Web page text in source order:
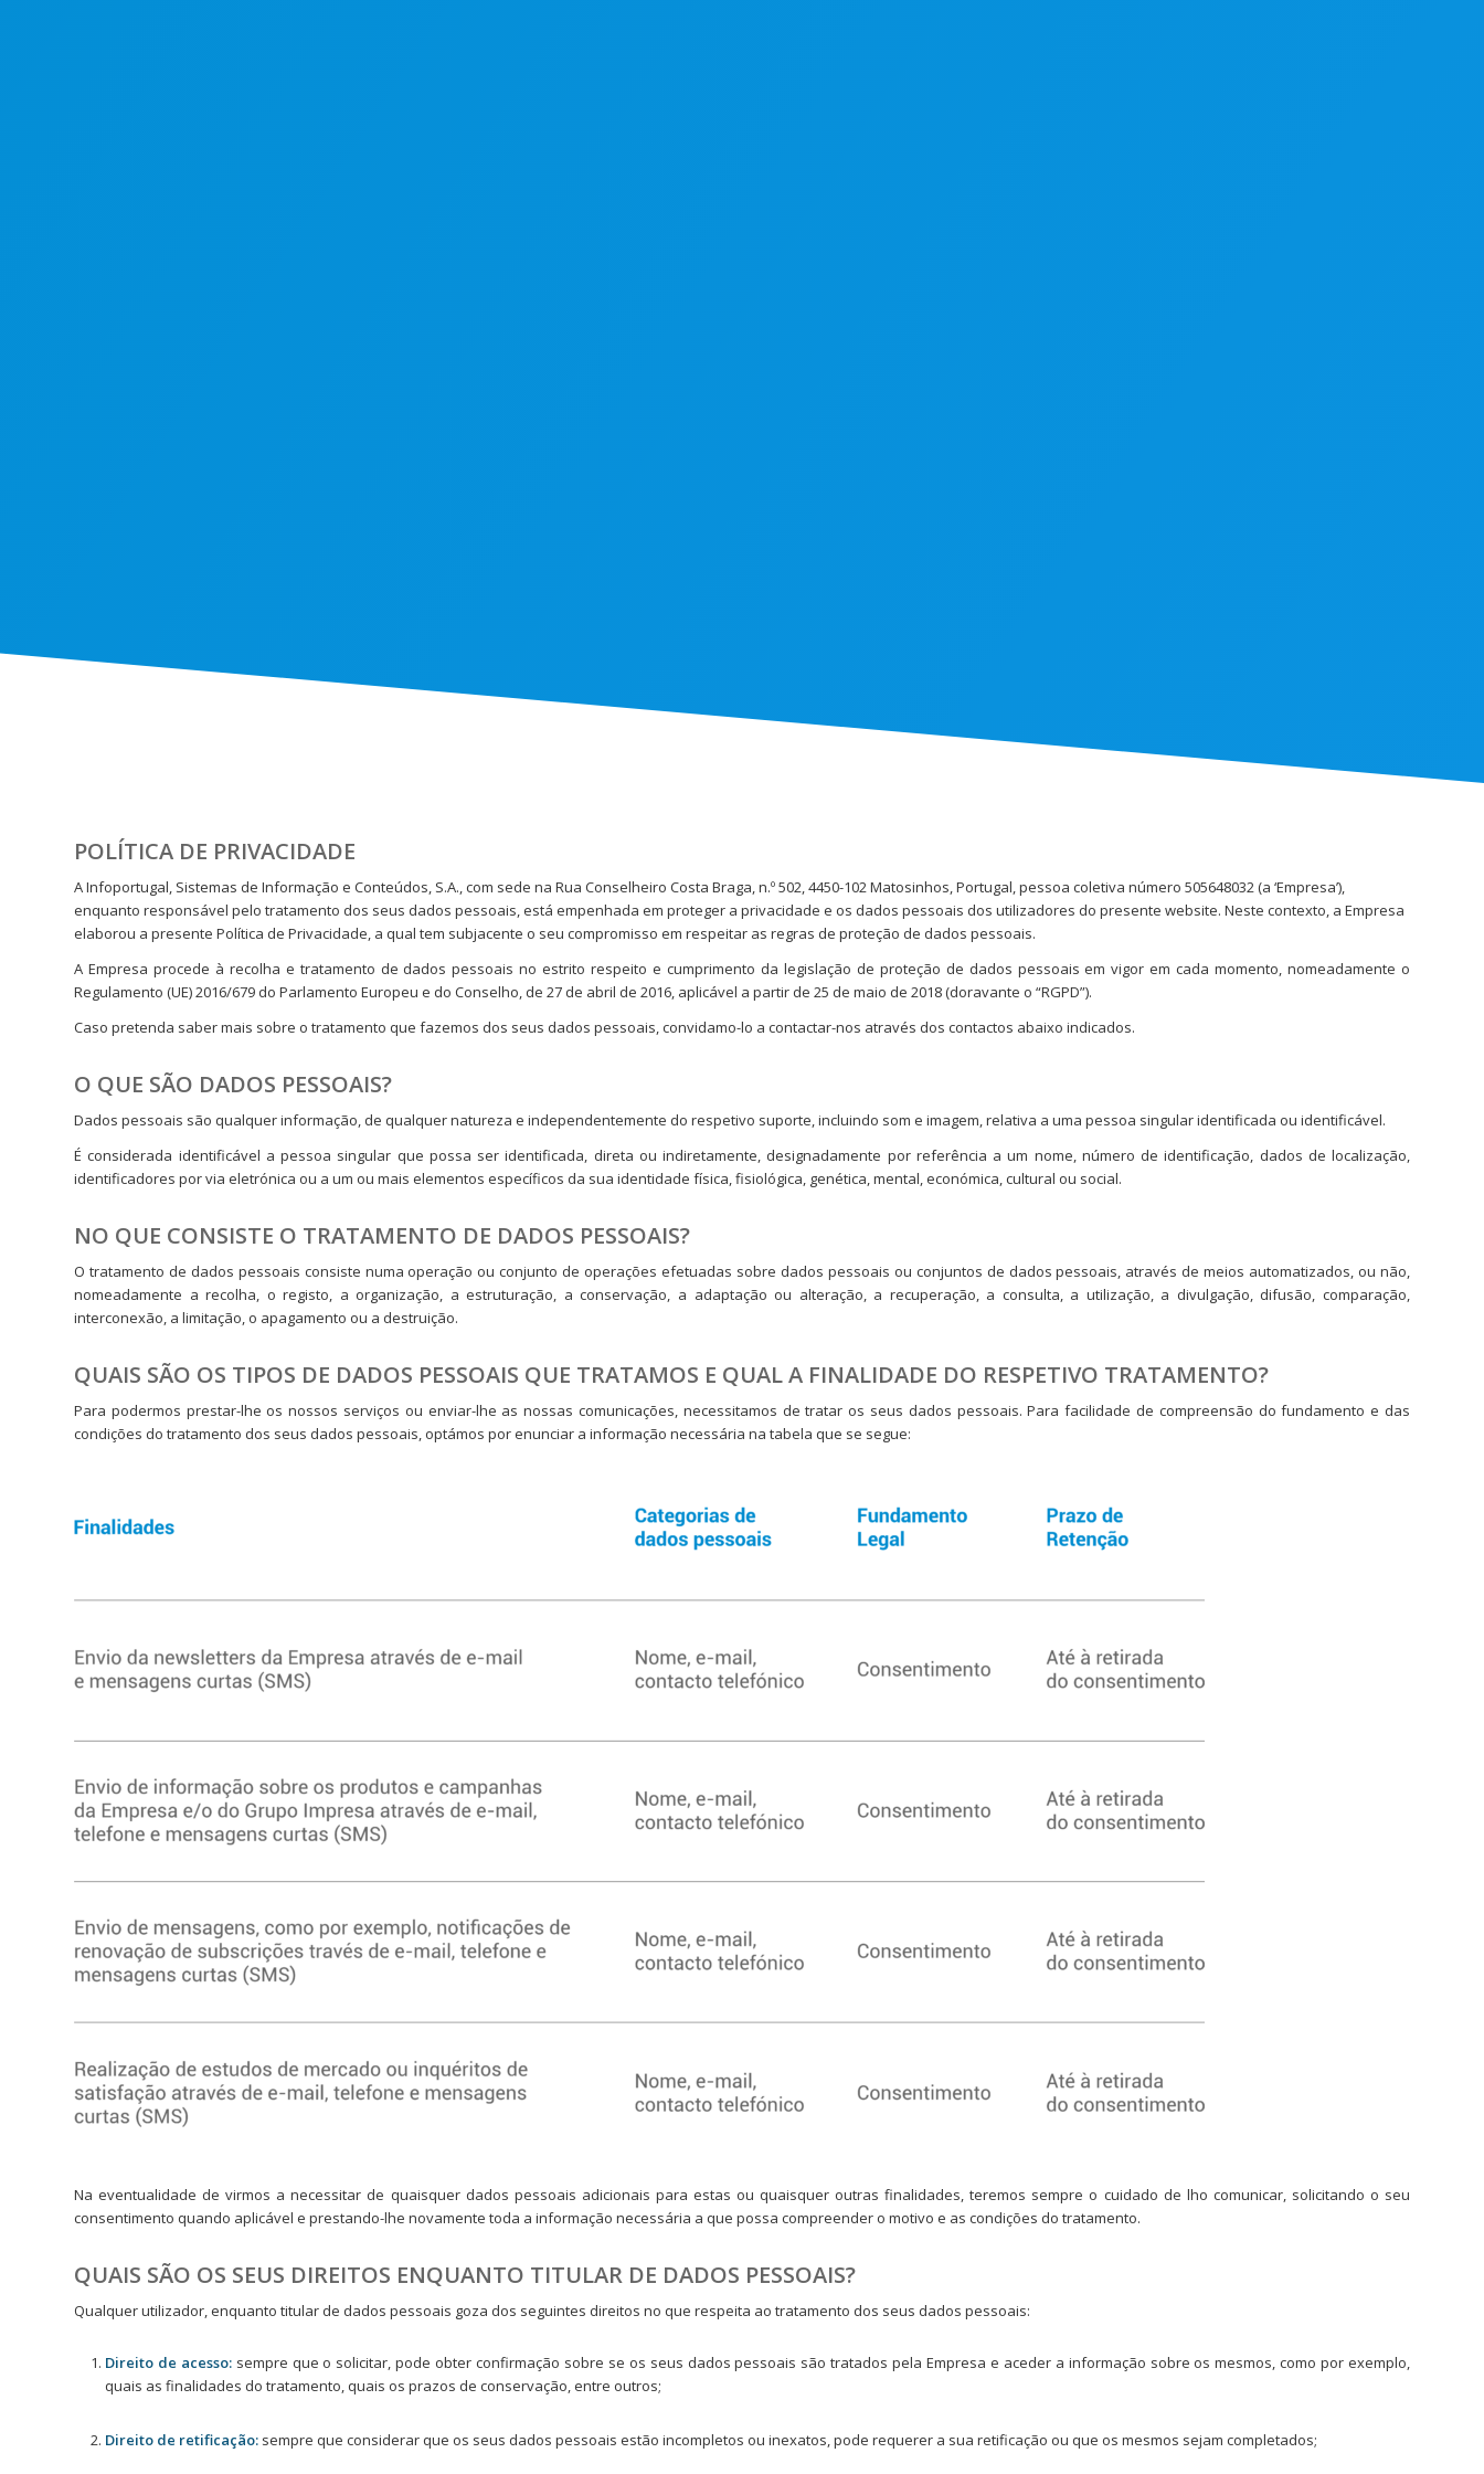
POLÍTICA DE PRIVACIDADE
A Infoportugal, Sistemas de Informação e Conteúdos, S.A., com sede na Rua Conselheiro Costa Braga, n.º 502, 4450-102 Matosinhos, Portugal, pessoa coletiva número 505648032 (a ‘Empresa’),
enquanto responsável pelo tratamento dos seus dados pessoais, está empenhada em proteger a privacidade e os dados pessoais dos utilizadores do presente website. Neste contexto, a Empresa
elaborou a presente Política de Privacidade, a qual tem subjacente o seu compromisso em respeitar as regras de proteção de dados pessoais.
A Empresa procede à recolha e tratamento de dados pessoais no estrito respeito e cumprimento da legislação de proteção de dados pessoais em vigor em cada momento, nomeadamente o
Regulamento (UE) 2016/679 do Parlamento Europeu e do Conselho, de 27 de abril de 2016, aplicável a partir de 25 de maio de 2018 (doravante o “RGPD”).
Caso pretenda saber mais sobre o tratamento que fazemos dos seus dados pessoais, convidamo-lo a contactar-nos através dos contactos abaixo indicados.
O QUE SÃO DADOS PESSOAIS?
Dados pessoais são qualquer informação, de qualquer natureza e independentemente do respetivo suporte, incluindo som e imagem, relativa a uma pessoa singular identificada ou identificável.
É considerada identificável a pessoa singular que possa ser identificada, direta ou indiretamente, designadamente por referência a um nome, número de identificação, dados de localização,
identificadores por via eletrónica ou a um ou mais elementos específicos da sua identidade física, fisiológica, genética, mental, económica, cultural ou social.
NO QUE CONSISTE O TRATAMENTO DE DADOS PESSOAIS?
O tratamento de dados pessoais consiste numa operação ou conjunto de operações efetuadas sobre dados pessoais ou conjuntos de dados pessoais, através de meios automatizados, ou não,
nomeadamente a recolha, o registo, a organização, a estruturação, a conservação, a adaptação ou alteração, a recuperação, a consulta, a utilização, a divulgação, difusão, comparação,
interconexão, a limitação, o apagamento ou a destruição.
QUAIS SÃO OS TIPOS DE DADOS PESSOAIS QUE TRATAMOS E QUAL A FINALIDADE DO RESPETIVO TRATAMENTO?
Para podermos prestar-lhe os nossos serviços ou enviar-lhe as nossas comunicações, necessitamos de tratar os seus dados pessoais. Para facilidade de compreensão do fundamento e das
condições do tratamento dos seus dados pessoais, optámos por enunciar a informação necessária na tabela que se segue:
Na eventualidade de virmos a necessitar de quaisquer dados pessoais adicionais para estas ou quaisquer outras finalidades, teremos sempre o cuidado de lho comunicar, solicitando o seu
consentimento quando aplicável e prestando-lhe novamente toda a informação necessária a que possa compreender o motivo e as condições do tratamento.
QUAIS SÃO OS SEUS DIREITOS ENQUANTO TITULAR DE DADOS PESSOAIS?
Qualquer utilizador, enquanto titular de dados pessoais goza dos seguintes direitos no que respeita ao tratamento dos seus dados pessoais:
Direito de acesso:sempre que o solicitar, pode obter confirmação sobre se os seus dados pessoais são tratados pela Empresa e aceder a informação sobre os mesmos, como por exemplo,
quais as finalidades do tratamento, quais os prazos de conservação, entre outros;
Direito de retificação: sempre que considerar que os seus dados pessoais estão incompletos ou inexatos, pode requerer a sua retificação ou que os mesmos sejam completados;